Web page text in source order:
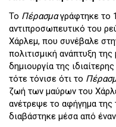
Το Πέρασμαγράφτηκε το
αντιπροσωπευτικό του
Χάρλεμ, που συνέβαλε
πολιτισμική ανάπτυξη
δημιουργία της
τότε τόνισε ότι το
ζωή των μαύρων του
ανέτρεψε το αφήγημα της
διαβάστηκε μέσα από